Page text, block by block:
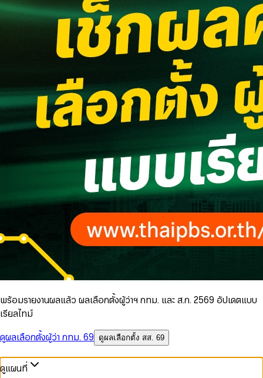
พร้อมรายงานผลแล้ว ผลเลือกตั้งผู้ว่าฯ กทม. และ ส.ก. 2569 อัปเดตแบบ
เรียลไทม์
ดูผลเลือกตั้งผู้ว่า กทม. 69
ดูผลเลือกตั้ง สส. 69
ดูแผนที่